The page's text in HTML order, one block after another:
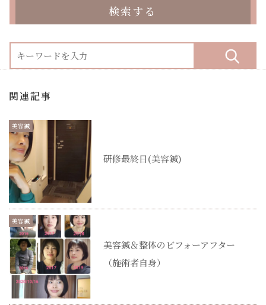
検索する
関連記事
美容鍼
研修最終日(美容鍼)
美容鍼
美容鍼＆整体のビフォーアフター
（施術者自身）